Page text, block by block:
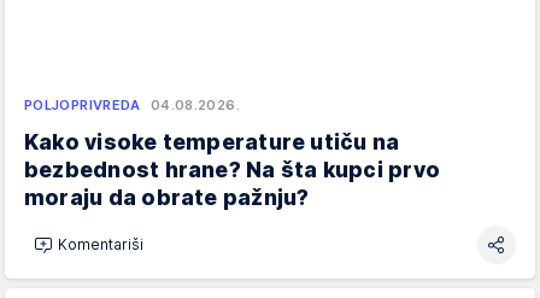
POLJOPRIVREDA 04.08.2026.
Kako visoke temperature utiču na
bezbednost hrane? Na šta kupci prvo
moraju da obrate pažnju?
Komentariši